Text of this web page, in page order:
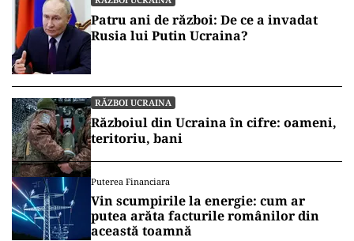
Patru ani de război: De ce a invadat
Rusia lui Putin Ucraina?
RĂZBOI UCRAINA
Războiul din Ucraina în cifre: oameni,
teritoriu, bani
Puterea Financiara
Vin scumpirile la energie: cum ar
putea arăta facturile românilor din
această toamnă